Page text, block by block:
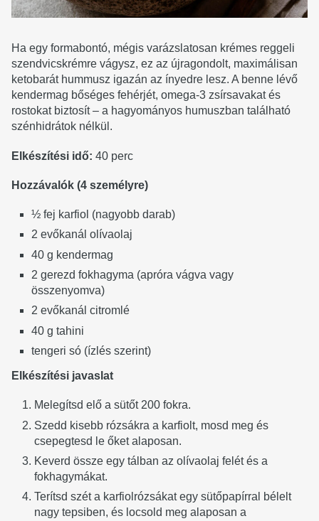
Ha egy formabontó, mégis varázslatosan krémes reggeli
szendvicskrémre vágysz, ez az újragondolt, maximálisan
ketobarát hummusz igazán az ínyedre lesz. A benne lévő
kendermag bőséges fehérjét, omega-3 zsírsavakat és
rostokat biztosít – a hagyományos humuszban található
szénhidrátok nélkül.
Elkészítési idő: 40 perc
Hozzávalók (4 személyre)
½ fej karfiol (nagyobb darab)
2 evőkanál olívaolaj
40 g kendermag
2 gerezd fokhagyma (apróra vágva vagy
összenyomva)
2 evőkanál citromlé
40 g tahini
tengeri só (ízlés szerint)
Elkészítési javaslat
Melegítsd elő a sütőt 200 fokra.
Szedd kisebb rózsákra a karfiolt, mosd meg és
csepegtesd le őket alaposan.
Keverd össze egy tálban az olívaolaj felét és a
fokhagymákat.
Terítsd szét a karfiolrózsákat egy sütőpapírral bélelt
nagy tepsiben, és locsold meg alaposan a